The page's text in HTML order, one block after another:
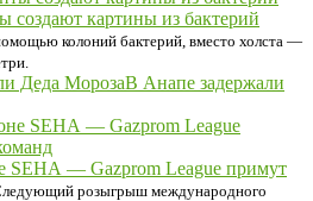
создают картины из бактерий
колоний бактерий, вместо холста —
В Анапе задержали
SEHA — Gazprom League примут
розыгрыш международного